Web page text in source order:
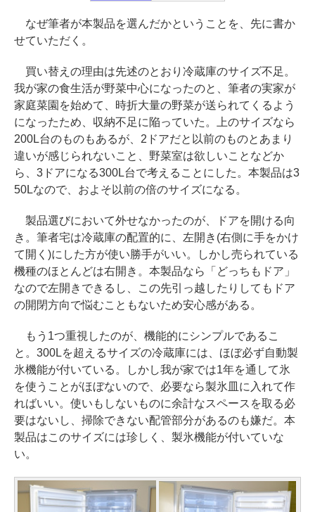
なぜ筆者が本製品を選んだかということを、先に書か
せていただく。
買い替えの理由は先述のとおり冷蔵庫のサイズ不足。
我が家の食生活が野菜中心になったのと、筆者の実家が
家庭菜園を始めて、時折大量の野菜が送られてくるよう
になったため、収納不足に陥っていた。上のサイズなら
200L台のものもあるが、2ドアだと以前のものとあまり
違いが感じられないこと、野菜室は欲しいことなどか
ら、3ドアになる300L台で考えることにした。本製品は3
50Lなので、およそ以前の倍のサイズになる。
製品選びにおいて外せなかったのが、ドアを開ける向
き。筆者宅は冷蔵庫の配置的に、左開き(右側に手をかけ
て開く)にした方が使い勝手がいい。しかし売られている
機種のほとんどは右開き。本製品なら「どっちもドア」
なので左開きできるし、この先引っ越したりしてもドア
の開閉方向で悩むこともないため安心感がある。
もう1つ重視したのが、機能的にシンプルであるこ
と。300Lを超えるサイズの冷蔵庫には、ほぼ必ず自動製
氷機能が付いている。しかし我が家では1年を通して氷
を使うことがほぼないので、必要なら製氷皿に入れて作
ればいい。使いもしないものに余計なスペースを取る必
要はないし、掃除できない配管部分があるのも嫌だ。本
製品はこのサイズには珍しく、製氷機能が付いていな
い。